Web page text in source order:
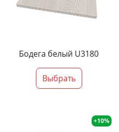
Бодега белый U3180
Выбрать
+10%